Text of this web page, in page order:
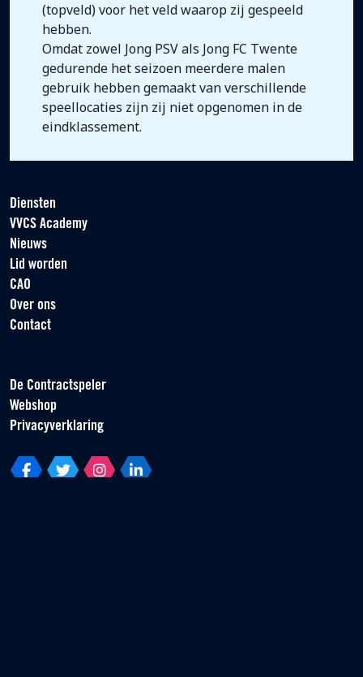
(topveld) voor het veld waarop zij gespeeld
hebben.
Omdat zowel Jong PSV als Jong FC Twente
gedurende het seizoen meerdere malen
gebruik hebben gemaakt van verschillende
speellocaties zijn zij niet opgenomen in de
eindklassement.
Diensten
VVCS Academy
Nieuws
Lid worden
CAO
Over ons
Contact
De Contractspeler
Webshop
Privacyverklaring